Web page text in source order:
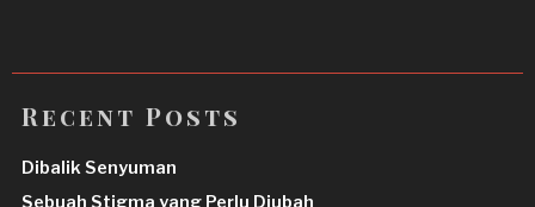
Recent Posts
Dibalik Senyuman
Sebuah Stigma yang Perlu Diubah